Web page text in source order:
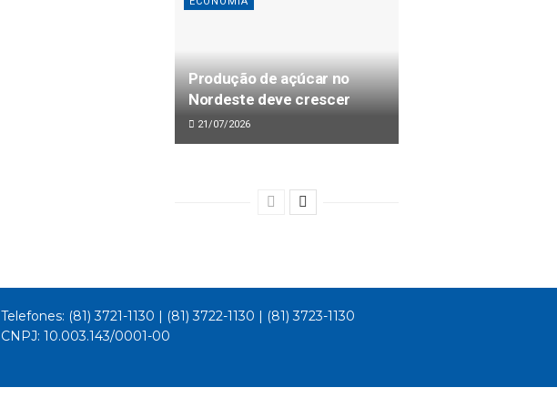
Produção de açúcar no
Nordeste deve crescer
21/07/2026
Telefones: (81) 3721-1130 | (81) 3722-1130 | (81) 3723-1130
CNPJ: 10.003.143/0001-00